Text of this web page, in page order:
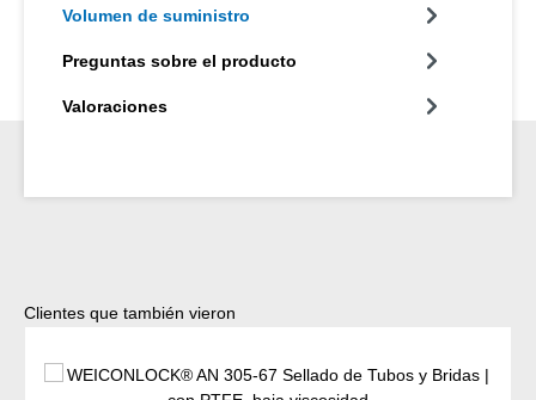
Volumen de suministro
Preguntas sobre el producto
Valoraciones
Omitir la galería de productos
Clientes que también vieron